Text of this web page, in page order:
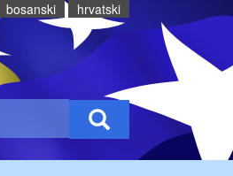
bosanski hrvatski